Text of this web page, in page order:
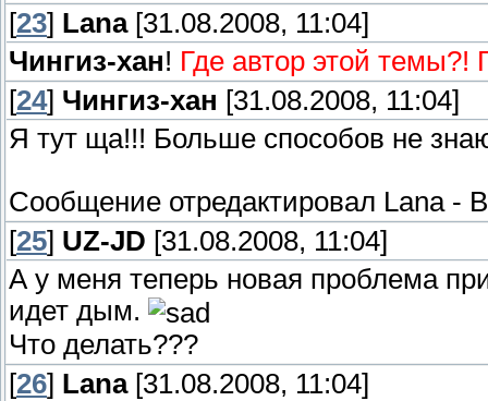
[23] Lana[31.08.2008, 11:04]
Чингиз-хан! Где автор этой темы?!
[24] Чингиз-хан [31.08.2008, 11:04]
Я тут ща!!! Больше способов не
Сообщение отредактировал Lana-
[25] UZ-JD [31.08.2008, 11:04]
А у меня теперь новая проблема
идет дым.
Что делать???
[26] Lana[31.08.2008, 11:04]